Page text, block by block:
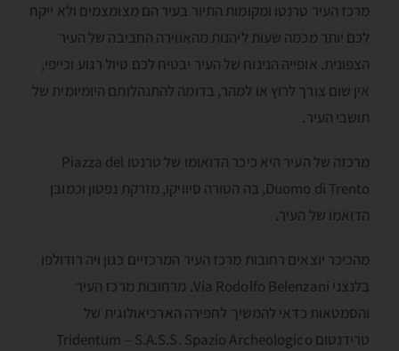
מרכז העיר טרנטו ומקומות התיור בעיר הם מצומצמים ולא ייקח
לכם יותר מכמה שעות ליהנות מהאווירה החביבה של העיר
הצפונית. אופייה הנינוח של העיר יבטיח לכם טיול רגוע וכייפי,
אין שום צורך לרוץ או למהר, בדומה להתנהלותם היומיומית של
תושבי העיר.
מרכזה של העיר היא כיכר הדואומו של טרנטו Piazza del
Duomo di Trento, בה הטורה סיוויקו, מזרקת נפטון וכמובן
הדואמו של העיר.
מהכיכר יוצאים רחובות מרכז העיר המרכזיים כגון ויה רודולפו
בלנצני Via Rodolfo Belenzani. מרחובות מרכז העיר
והסמטאות כדאי להמשיך לחפירה הארכיאולוגית של
טרידנטום Tridentum – S.A.S.S. Spazio Archeologico